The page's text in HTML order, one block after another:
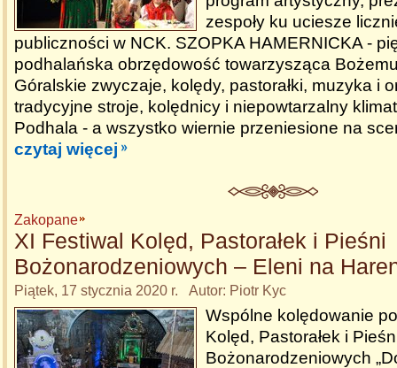
zespoły ku uciesze
publiczności w NCK. SZOPKA HAMERNICKA -
podhalańska obrzędowość towarzysząca
Góralskie zwyczaje, kolędy, pastorałki, muzyka i
tradycyjne stroje, kolędnicy i niepowtarzalny
Podhala - a wszystko wiernie przeniesione na
czytaj więcej
Zakopane
XI Festiwal Kolęd, Pastorałek i Pieśni
Bożonarodzeniowych – Eleni na
Piątek, 17 stycznia 2020 r. Autor: Piotr Kyc
Wspólne kolędowanie
Kolęd, Pastorałek i
Bożonarodzeniowych